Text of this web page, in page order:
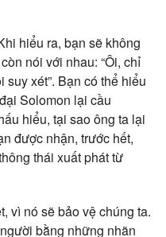
hiểu ra, bạn sẽ không
nói với nhau: “Ôi, chỉ
xét”. Bạn có thể hiểu
Solomon lại cầu
hiểu, tại sao ông ta lại
được nhận, trước hết,
thái xuất phát từ
vì nó sẽ bảo vệ chúng ta.
bằng những nhãn